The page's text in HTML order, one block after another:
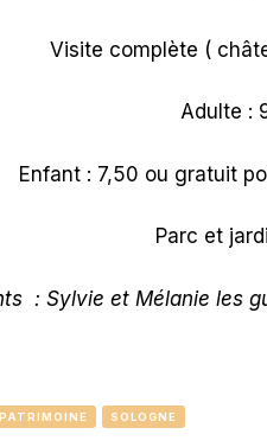
Visite complète (
Adulte :
Enfant : 7,50 ou gratuit
Parc et
: Sylvie et Mélanie les
PATRIMOINE SOLOGNE